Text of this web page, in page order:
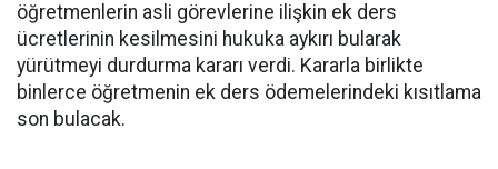
öğretmenlerin asli görevlerine ilişkin ek ders
ücretlerinin kesilmesini hukuka aykırı bularak
yürütmeyi durdurma kararı verdi. Kararla birlikte
binlerce öğretmenin ek ders ödemelerindeki kısıtlama
son bulacak.